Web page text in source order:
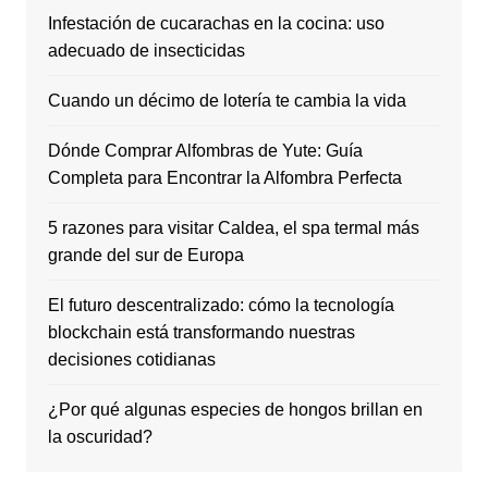
Infestación de cucarachas en la cocina: uso
adecuado de insecticidas
Cuando un décimo de lotería te cambia la vida
Dónde Comprar Alfombras de Yute: Guía
Completa para Encontrar la Alfombra Perfecta
5 razones para visitar Caldea, el spa termal más
grande del sur de Europa
El futuro descentralizado: cómo la tecnología
blockchain está transformando nuestras
decisiones cotidianas
¿Por qué algunas especies de hongos brillan en
la oscuridad?